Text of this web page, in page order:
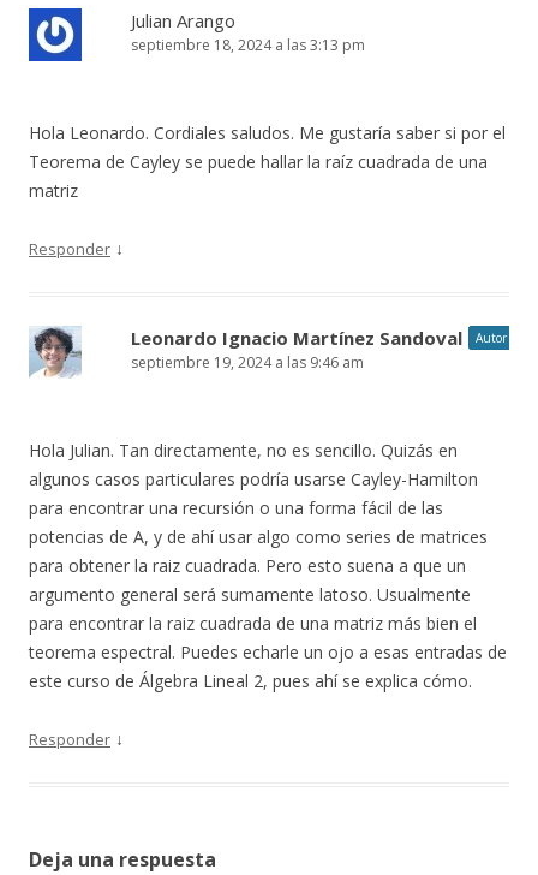
Julian Arango
septiembre 18, 2024 a las 3:13 pm
Hola Leonardo. Cordiales saludos. Me gustaría saber si por el
Teorema de Cayley se puede hallar la raíz cuadrada de una
matriz
Responder ↓
Leonardo Ignacio Martínez Sandoval Autor
septiembre 19, 2024 a las 9:46 am
Hola Julian. Tan directamente, no es sencillo. Quizás en
algunos casos particulares podría usarse Cayley-Hamilton
para encontrar una recursión o una forma fácil de las
potencias de A, y de ahí usar algo como series de matrices
para obtener la raiz cuadrada. Pero esto suena a que un
argumento general será sumamente latoso. Usualmente
para encontrar la raiz cuadrada de una matriz más bien el
teorema espectral. Puedes echarle un ojo a esas entradas de
este curso de Álgebra Lineal 2, pues ahí se explica cómo.
Responder ↓
Deja una respuesta